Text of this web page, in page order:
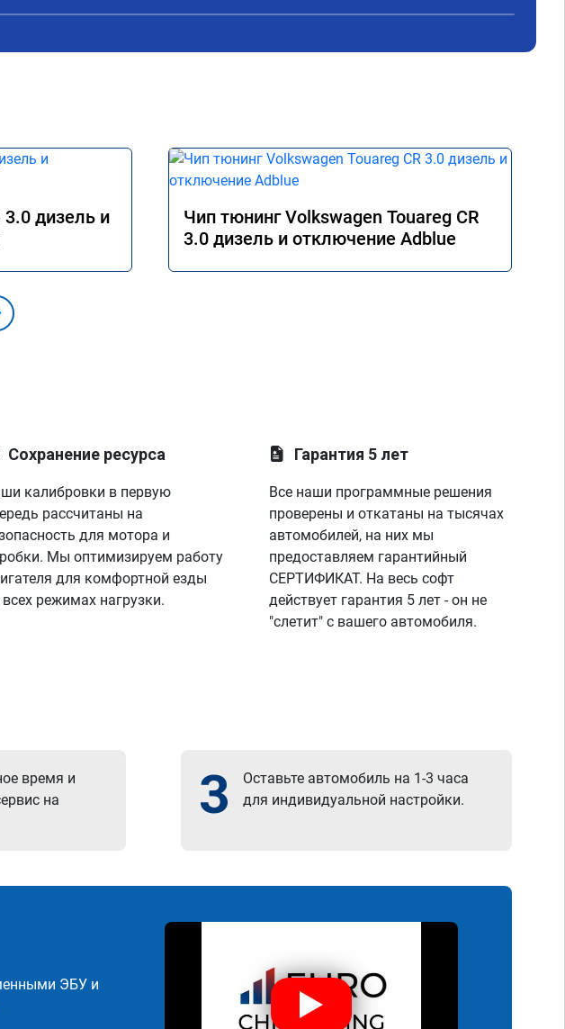
дизель и
Чип тюнинг Volkswagen Touareg CR
3.0 дизель и отключение Adblue
Сохранение ресурса
калибровки в первую
рассчитаны на
для мотора и
Мы оптимизируем работу
для комфортной езды
всех режимах нагрузки.
Гарантия 5 лет
Все наши программные решения
проверены и откатаны на тысячах
автомобилей, на них мы
предоставляем гарантийный
СЕРТИФИКАТ. На весь софт
действует гарантия 5 лет - он не
"слетит" с вашего автомобиля.
время и
на
3
Оставьте автомобиль на 1-3 часа
для индивидуальной настройки.
ЭБУ и